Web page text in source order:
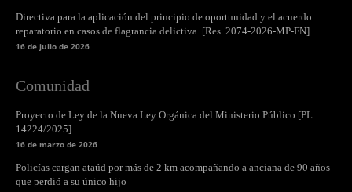
Directiva para la aplicación del principio de oportunidad y el acuerdo
reparatorio en casos de flagrancia delictiva. [Res. 2074-2026-MP-FN]
16 de julio de 2026
Comunidad
Proyecto de Ley de la Nueva Ley Orgánica del Ministerio Público [PL
14224/2025]
16 de marzo de 2026
Policías cargan ataúd por más de 2 km acompañando a anciana de 90 años
que perdió a su único hijo